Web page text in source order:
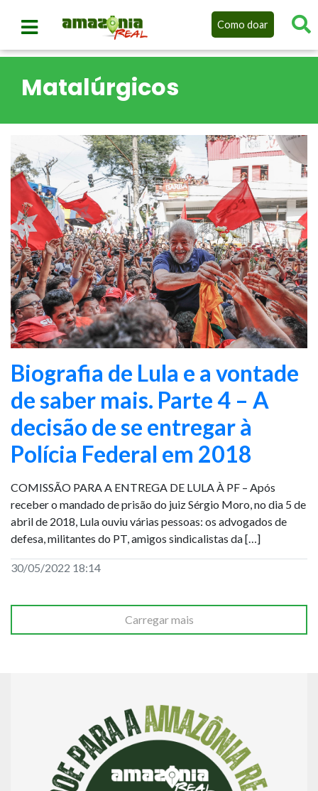
Como doar
Matalúrgicos
Biografia de Lula e a vontade
de saber mais. Parte 4 – A
decisão de se entregar à
Polícia Federal em 2018
COMISSÃO PARA A ENTREGA DE LULA À PF – Após
receber o mandado de prisão do juiz Sérgio Moro, no dia 5 de
abril de 2018, Lula ouviu várias pessoas: os advogados de
defesa, militantes do PT, amigos sindicalistas da […]
30/05/2022 18:14
Carregar mais